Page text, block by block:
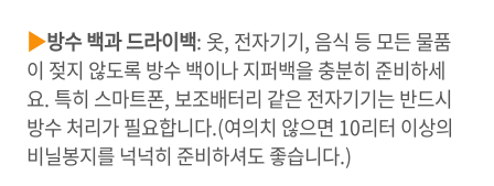
▶방수 백과 드라이백: 옷, 전자기기, 음식 등 모든 물품
이 젖지 않도록 방수 백이나 지퍼백을 충분히 준비하세
요. 특히 스마트폰, 보조배터리 같은 전자기기는 반드시
방수 처리가 필요합니다.(여의치 않으면 10리터 이상의
비닐봉지를 넉넉히 준비하셔도 좋습니다.)